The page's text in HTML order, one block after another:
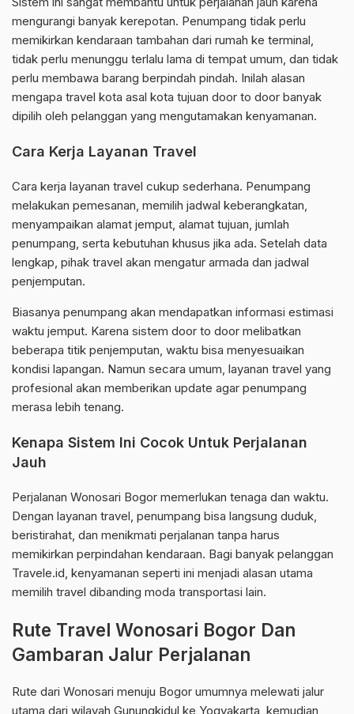
mengurangi banyak kerepotan. Penumpang tidak perlu
memikirkan kendaraan tambahan dari rumah ke terminal,
tidak perlu menunggu terlalu lama di tempat umum, dan tidak
perlu membawa barang berpindah pindah. Inilah alasan
mengapa travel kota asal kota tujuan door to door banyak
dipilih oleh pelanggan yang mengutamakan kenyamanan.
Cara Kerja Layanan Travel
Cara kerja layanan travel cukup sederhana. Penumpang
melakukan pemesanan, memilih jadwal keberangkatan,
menyampaikan alamat jemput, alamat tujuan, jumlah
penumpang, serta kebutuhan khusus jika ada. Setelah data
lengkap, pihak travel akan mengatur armada dan jadwal
penjemputan.
Biasanya penumpang akan mendapatkan informasi estimasi
waktu jemput. Karena sistem door to door melibatkan
beberapa titik penjemputan, waktu bisa menyesuaikan
kondisi lapangan. Namun secara umum, layanan travel yang
profesional akan memberikan update agar penumpang
merasa lebih tenang.
Kenapa Sistem Ini Cocok Untuk Perjalanan
Jauh
Perjalanan Wonosari Bogor memerlukan tenaga dan waktu.
Dengan layanan travel, penumpang bisa langsung duduk,
beristirahat, dan menikmati perjalanan tanpa harus
memikirkan perpindahan kendaraan. Bagi banyak pelanggan
Travele.id, kenyamanan seperti ini menjadi alasan utama
memilih travel dibanding moda transportasi lain.
Rute Travel Wonosari Bogor Dan
Gambaran Jalur Perjalanan
Rute dari Wonosari menuju Bogor umumnya melewati jalur
utama dari wilayah Gunungkidul ke Yogyakarta, kemudian